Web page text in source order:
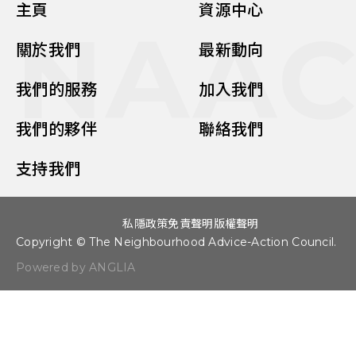
主頁
關於我們
我們的服務
我們的夥伴
支持我們
資源中心
最新動向
加入我們
聯絡我們
Copyright © The Neighbourhood Advice-Action Council.
Powered by ANGLIA
私隱政策免責聲明 版權聲明